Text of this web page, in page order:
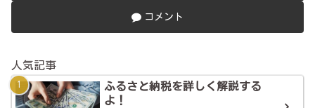
コメント
人気記事
ふるさと納税を詳しく解説する
よ！